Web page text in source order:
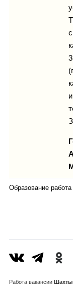
Образование
Работа вакансии Шахты